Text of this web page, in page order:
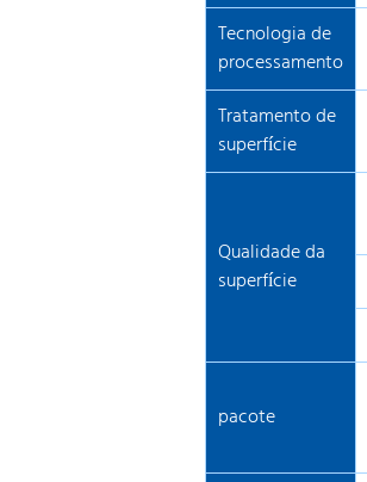
Tecnologia de
processamento
Tratamento de
superfície
Qualidade da
superfície
pacote